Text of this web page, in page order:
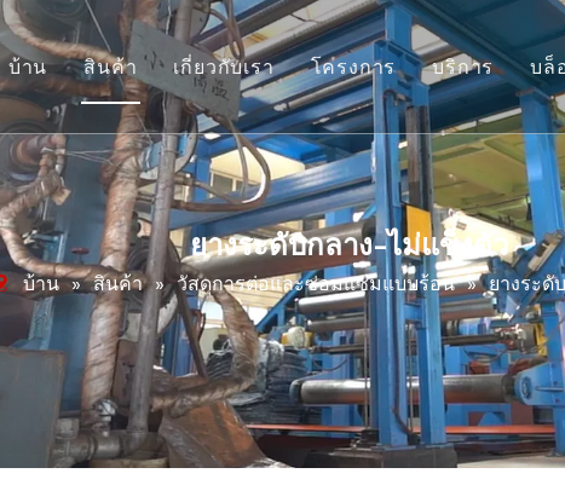
บ้าน สินค้า
ระบบทำความสะอาดสายพาน
ระบบกระแทก
ลูกรอกล้าหลัง
วัสดุต่อประกบเย็นและซ่อมแซม
เครื่องมือซ่อมแซมและบำรุงรักษา
วัสดุการต่อและซ่อมแซมแบบร้อน
การป้องกันการสึกหรอ
เกี่ยวกับเรา
ประวัติบริษัท
วีดีโอ
ดาวน์โหลด
โครงการ บริการ บล็
ยางระดับกลาง-ไม่แข็งตัว
บ้าน » สินค้า » วัสดุการต่อและซ่อมแซมแบบร้อน » ยางระดั